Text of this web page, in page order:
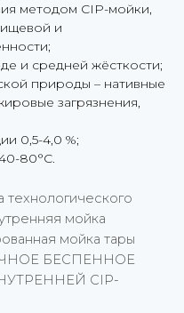
методом CIP-мойки,
и
и средней жёсткости;
природы – нативные
загрязнения,
0,5-4,0 %;
80°С.
мойка
мойка тары
БЕСПЕННОЕ
CIP-